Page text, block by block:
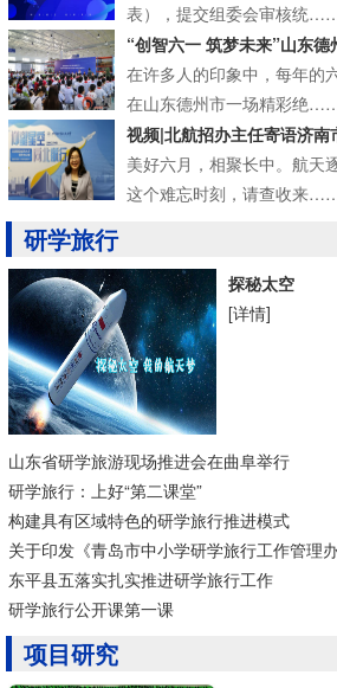
表），提交组委会审核统
“创智六一 筑梦未来”山东德
在许多人的印象中，每年的
在山东德州市一场精彩绝
视频|北航招办主任寄语济南
美好六月，相聚长中。航天
这个难忘时刻，请查收来
研学旅行
探秘太空
[详情]
山东省研学旅游现场推进会在曲阜举行
研学旅行：上好“第二课堂”
构建具有区域特色的研学旅行推进模式
关于印发《青岛市中小学研学旅行工作管理
东平县五落实扎实推进研学旅行工作
研学旅行公开课第一课
项目研究